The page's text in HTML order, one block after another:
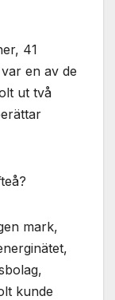
41
en av de
ut två
mark,
kunde
på